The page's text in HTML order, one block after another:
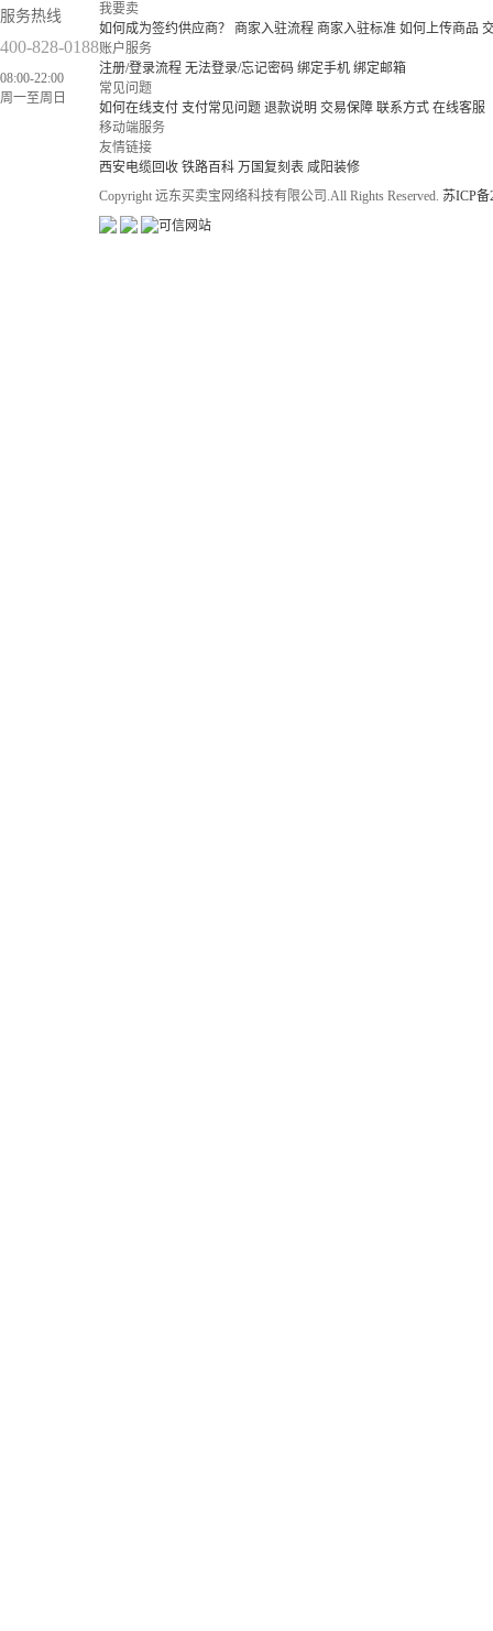
服务热线
400-828-0188
08:00-22:00
周一至周日
我要卖
如何成为签约供应商？
商家入驻流程 商家入驻标准 如何上传商品
账户服务
注册/登录流程 无法登录/忘记密码 绑定手机 绑定邮箱
常见问题
如何在线支付 支付常见问题 退款说明 交易保障 联系方式 在线客服
移动端服务
友情链接
西安电缆回收 铁路百科 万国复刻表 咸阳装修
Copyright 远东买卖宝网络科技有限公司.All Rights Reserved. 苏ICP备